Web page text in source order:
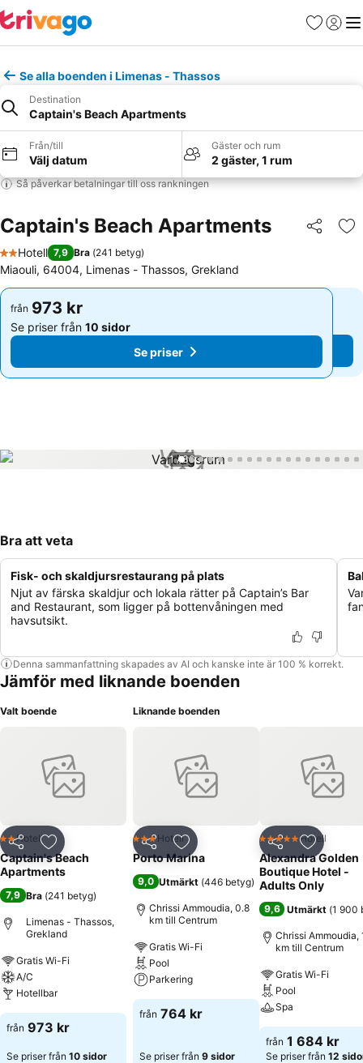
Favoriter
Logga
Se alla boenden i Limenas - Thassos
Destination
Captain's Beach Apartments
Från/till
Välj datum
Gäster och rum
2 gäster, 1 rum
Så påverkar betalningar till oss rankningen
Captain's Beach Apartments Dela
2 Stjärnor
Hotell 7,9 Bra (241 betyg)
Miaouli, 64004, Limenas - Thassos, Grekland
från 973 kr
Se priser från 10 sidor
Se priser
från 973 kr
Se priser från 10 sidor
Se priser
1 / 36
Bra att veta
Fisk- och skaldjursrestaurang på plats
Njut av färska skaldjur och lokala rätter på Captain’s Bar
and Restaurant, som ligger på bottenvåningen med
havsutsikt.
Denna sammanfattning skapades av AI och kanske inte är 100 % korrekt.
Jämför med liknande boenden
Valt boende
Dela Lägg till i Mina Favoriter
2 Stjärnor
Hotell
Captain's Beach
Apartments
7,9 Bra (241 betyg)
Limenas - Thassos,
Grekland
Gratis Wi-Fi
A/C
Hotellbar
från 973 kr
Se priser från 10 sidor
Liknande boenden
Dela Lägg till i Mina Favoriter
3 Stjärnor
Hotell
Porto Marina
9,0 Utmärkt (446 betyg)
Chrissi Ammoudia, 0.8
km till Centrum
Gratis Wi-Fi
Pool
Parkering
från 764 kr
Se priser från 9 sidor
Dela Lägg till
5 StjärnorHotell
Alexandra Golden
Boutique Hotel -
Adults Only
9,6 Utmärkt (1 900
Chrissi Ammoudia,
km till Centrum
Gratis Wi-Fi
Pool
Spa
från 1 684 kr
Se priser från 12